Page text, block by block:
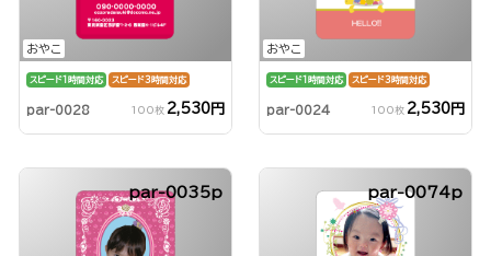
おやこ
スピード1時間対応 スピード3時間対応
par-0028 100枚 2,530円
おやこ
スピード1時間対応 スピード3時間対応
par-0024 100枚 2,530円
par-0035p par-0074p